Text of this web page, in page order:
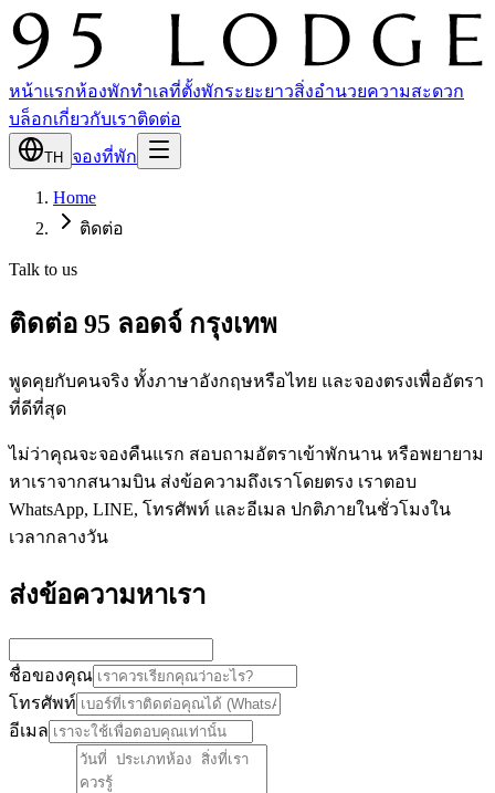
หน้าแรกห้องพักทำเลที่ตั้งพักระยะยาวสิ่งอำนวยความสะดวก
บล็อกเกี่ยวกับเราติดต่อ
TH จองที่พัก
Home
ติดต่อ
Talk to us
ติดต่อ 95 ลอดจ์ กรุงเทพ
พูดคุยกับคนจริง ทั้งภาษาอังกฤษหรือไทย และจองตรงเพื่ออัตรา
ที่ดีที่สุด
ไม่ว่าคุณจะจองคืนแรก สอบถามอัตราเข้าพักนาน หรือพยายาม
หาเราจากสนามบิน ส่งข้อความถึงเราโดยตรง เราตอบ
WhatsApp, LINE, โทรศัพท์ และอีเมล ปกติภายในชั่วโมงใน
เวลากลางวัน
ส่งข้อความหาเรา
ชื่อของคุณ
โทรศัพท์
อีเมล